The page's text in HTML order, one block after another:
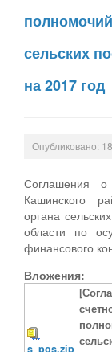
сельских
на 2017 год
Опубликовано:
Соглашения о
Кашинского
органа
области по
финансового
Вложения:
s_pos.zip